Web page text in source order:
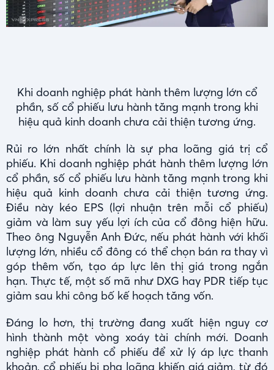
Khi doanh nghiệp phát hành thêm lượng lớn cổ
phần, số cổ phiếu lưu hành tăng mạnh trong khi
hiệu quả kinh doanh chưa cải thiện tương ứng.
Rủi ro lớn nhất chính là sự pha loãng giá trị cổ
phiếu. Khi doanh nghiệp phát hành thêm lượng lớn
cổ phần, số cổ phiếu lưu hành tăng mạnh trong khi
hiệu quả kinh doanh chưa cải thiện tương ứng.
Điều này kéo EPS (lợi nhuận trên mỗi cổ phiếu)
giảm và làm suy yếu lợi ích của cổ đông hiện hữu.
Theo ông Nguyễn Anh Đức, nếu phát hành với khối
lượng lớn, nhiều cổ đông có thể chọn bán ra thay vì
góp thêm vốn, tạo áp lực lên thị giá trong ngắn
hạn. Thực tế, một số mã như DXG hay PDR tiếp tục
giảm sau khi công bố kế hoạch tăng vốn.
Đáng lo hơn, thị trường đang xuất hiện nguy cơ
hình thành một vòng xoáy tài chính mới. Doanh
nghiệp phát hành cổ phiếu để xử lý áp lực thanh
khoản, cổ phiếu bị pha loãng khiến giá giảm, từ đó